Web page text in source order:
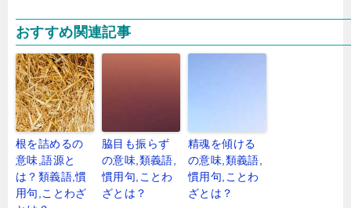
おすすめ関連記事
根を詰めるの
意味,語源と
は？類義語,慣
用句,ことわざ
脇目も振らず
の意味,類義語,
慣用句,ことわ
ざとは？
精魂を傾ける
の意味,類義語,
慣用句,ことわ
ざとは？